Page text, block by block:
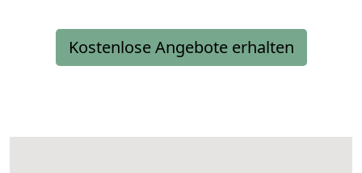
Kostenlose Angebote erhalten